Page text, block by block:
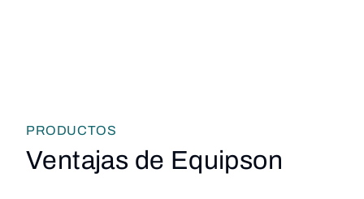
PRODUCTOS
Ventajas de Equipson